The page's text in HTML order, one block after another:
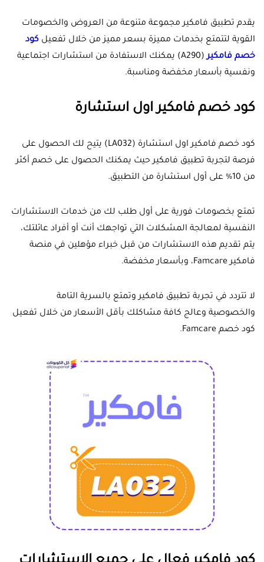
يقدم تطبيق فامكير مجموعة متنوعة من العروض والخصومات
القوية لتتمتع بخدمات مميزة بسعر مميز من خلال تفعيل كود
خصم فامكير
(A290) يمكنك الاستفادة من استشارات اجتماعية
ونفسية بأسعار مخفضة ومناسبة.
كود خصم فامكير اول استشارة
كود خصم فامكير اول استشارة (LA032) يتيح لك الحصول على
فرصة لتجربة تطبيق فامكير حيث يمكنك الحصول على خصم أكثر
من 10% على أول استشارة من التطبيق.
تمتع بخصومات فورية على أول طلب لك من خدمات الاستشارات
النفسية لمعالجة المشكلات التي تواجهك أنت أو أفراد عائلتك،
يتم تقديم هذه الاستشارات من قبل خبراء مؤهلين في منصة
فامكير Famcare، وبأسعار مخفضة.
لا تتردد في تجربة تطبيق فامكير وتمتع بالسرية التامة
والخصوصية وعالج كافة مشاكلك بأقل الأسعار من خلال تفعيل
كود خصم Famcare.